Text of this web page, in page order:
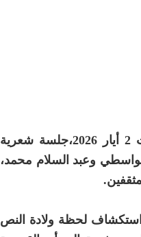
أقام نادي الشعر في الاتحاد العام للأدباء والكتاب في العراق،اليوم السبت 2 أيار 2026،جلسة شعرية
وعبد السلام محمد،
لحظة ولادة النص